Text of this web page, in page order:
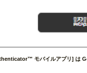
モバイルアプリ] は